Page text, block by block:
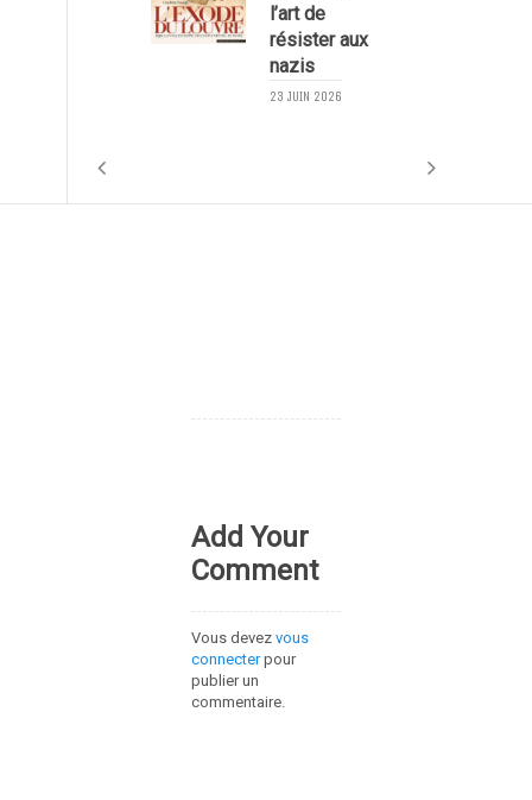
l’art de
résister aux
nazis
23 JUIN 2026
Add Your
Comment
Vous devez vous
connecterpour
publier un
commentaire.